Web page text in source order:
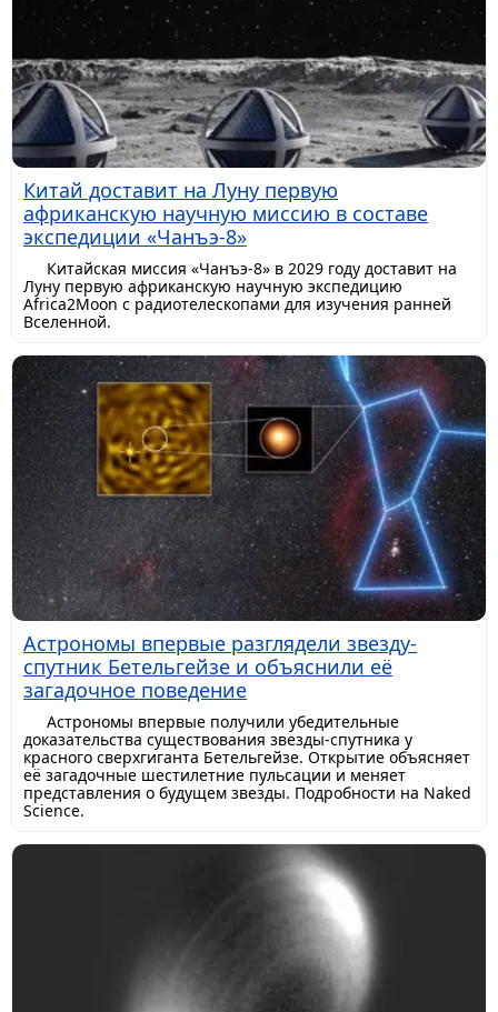
Китай доставит на Луну первую
африканскую научную миссию в составе
экспедиции «Чанъэ-8»
Китайская миссия «Чанъэ-8» в 2029 году доставит на
Луну первую африканскую научную экспедицию
Africa2Moon с радиотелескопами для изучения ранней
Вселенной.
Астрономы впервые разглядели звезду-
спутник Бетельгейзе и объяснили её
загадочное поведение
Астрономы впервые получили убедительные
доказательства существования звезды-спутника у
красного сверхгиганта Бетельгейзе. Открытие объясняет
её загадочные шестилетние пульсации и меняет
представления о будущем звезды. Подробности на Naked
Science.